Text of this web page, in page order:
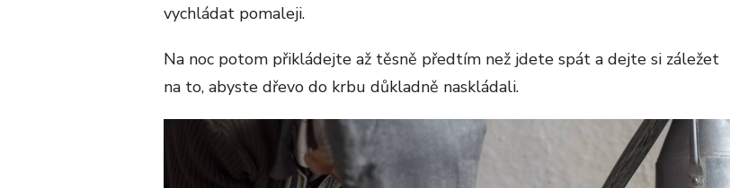
vychládat pomaleji.
Na noc potom přikládejte až těsně předtím než jdete spát a dejte si záležet
na to, abyste dřevo do krbu důkladně naskládali.